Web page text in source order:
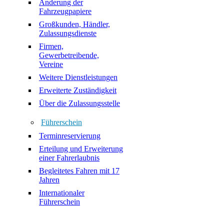
Änderung der
Fahrzeugpapiere
Großkunden, Händler,
Zulassungsdienste
Firmen,
Gewerbetreibende,
Vereine
Weitere Dienstleistungen
Erweiterte Zuständigkeit
Über die Zulassungsstelle
Führerschein
Terminreservierung
Erteilung und Erweiterung
einer Fahrerlaubnis
Begleitetes Fahren mit 17
Jahren
Internationaler
Führerschein